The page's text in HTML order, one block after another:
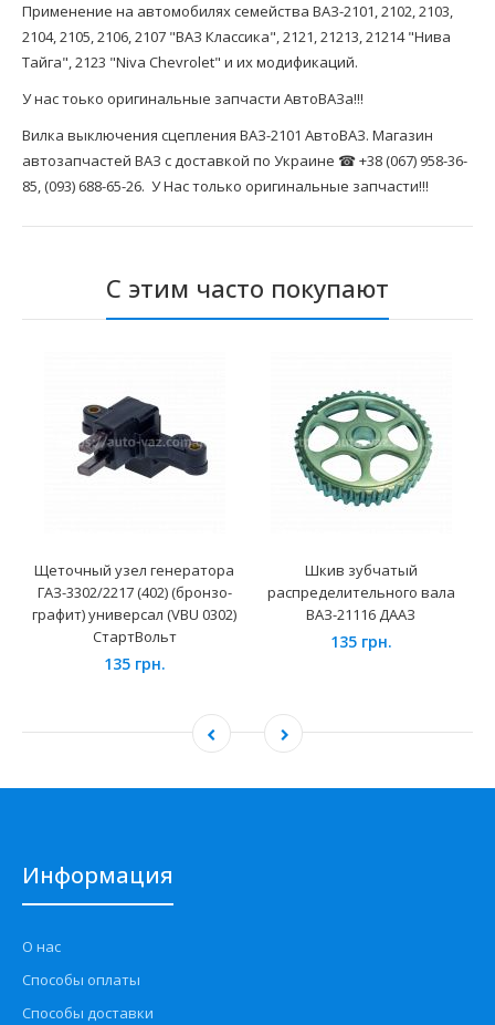
Применение на автомобилях семейства ВАЗ-2101, 2102, 2103,
2104, 2105, 2106, 2107 "ВАЗ Классика", 2121, 21213, 21214 "Нива
Тайга", 2123 "Niva Chevrolet" и их модификаций.
У нас тоько оригинальные запчасти АвтоВАЗа!!!
Вилка выключения сцепления ВАЗ-2101 АвтоВАЗ. Магазин
автозапчастей ВАЗ с доставкой по Украине ☎ +38 (067) 958-36-
85, (093) 688-65-26. У Нас только оригинальные запчасти!!!
С этим часто покупают
Щеточный узел генератора
ГАЗ-3302/2217 (402) (бронзо-
графит) универсал (VBU 0302)
СтартВольт
135 грн.
Шкив зубчатый
распределительного вала
ВАЗ-21116 ДААЗ
135 грн.
Информация
О нас
Способы оплаты
Способы доставки